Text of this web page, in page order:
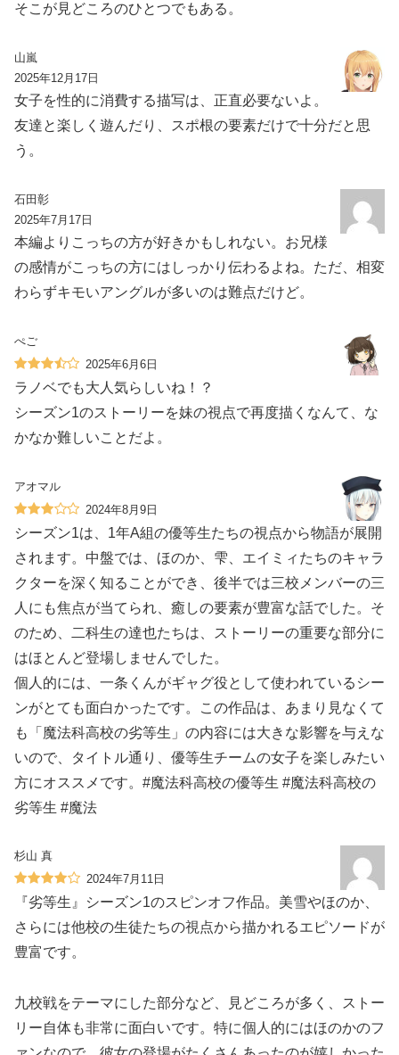
そこが見どころのひとつでもある。
山嵐
2025年12月17日
女子を性的に消費する描写は、正直必要ないよ。
友達と楽しく遊んだり、スポ根の要素だけで十分だと思
う。
石田彰
2025年7月17日
本編よりこっちの方が好きかもしれない。お兄様
の感情がこっちの方にはしっかり伝わるよね。ただ、相変
わらずキモいアングルが多いのは難点だけど。
ぺご
2025年6月6日
ラノベでも大人気らしいね！？
シーズン1のストーリーを妹の視点で再度描くなんて、な
かなか難しいことだよ。
アオマル
2024年8月9日
シーズン1は、1年A組の優等生たちの視点から物語が展開
されます。中盤では、ほのか、雫、エイミィたちのキャラ
クターを深く知ることができ、後半では三校メンバーの三
人にも焦点が当てられ、癒しの要素が豊富な話でした。そ
のため、二科生の達也たちは、ストーリーの重要な部分に
はほとんど登場しませんでした。
個人的には、一条くんがギャグ役として使われているシー
ンがとても面白かったです。この作品は、あまり見なくて
も「魔法科高校の劣等生」の内容には大きな影響を与えな
いので、タイトル通り、優等生チームの女子を楽しみたい
方にオススメです。#魔法科高校の優等生 #魔法科高校の
劣等生 #魔法
杉山 真
2024年7月11日
『劣等生』シーズン1のスピンオフ作品。美雪やほのか、
さらには他校の生徒たちの視点から描かれるエピソードが
豊富です。
九校戦をテーマにした部分など、見どころが多く、ストー
リー自体も非常に面白いです。特に個人的にはほのかのフ